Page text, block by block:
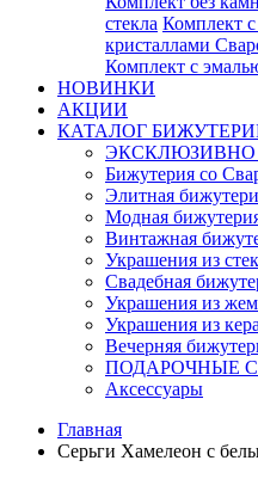
стекла Комплект
кристаллами
Комплект с
НОВИНКИ
АКЦИИ
КАТАЛОГ
ЭКСКЛЮЗИВНО
Бижутерия со
Элитная
Модная
Винтажная
Украшения из
Свадебная
Украшения из
Украшения из
Вечерняя
ПОДАРОЧНЫЕ
Аксессуары
Главная
Серьги Хамелеон с